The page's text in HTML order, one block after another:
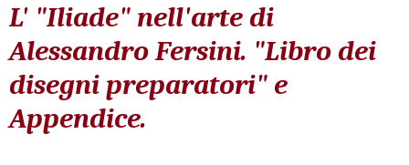
L' "Iliade" nell'arte di
Alessandro Fersini. "Libro dei
disegni preparatori" e
Appendice.